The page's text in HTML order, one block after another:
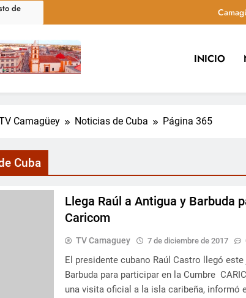
de
Cuba
cubano que informa, educa y entretiene con
INICIO
Camagüey Noticias de Cuba Página 365
Cuba
Llega Raúl a Antigua y Barbuda
Caricom
TV Camaguey 7 de diciembre de 2017
El presidente cubano Raúl Castro llegó
Barbuda para participar en la Cumbre
una visita oficial a la isla caribeña, informó